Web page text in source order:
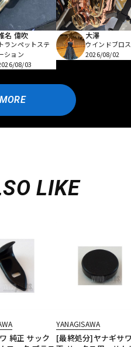
名 偉吹
トランペットステ
ション
08/03
大澤
ウインドブロス
2026/08/02
LIKE
純正 サック
YANAGISAWA
[最終処分]ヤナギサ